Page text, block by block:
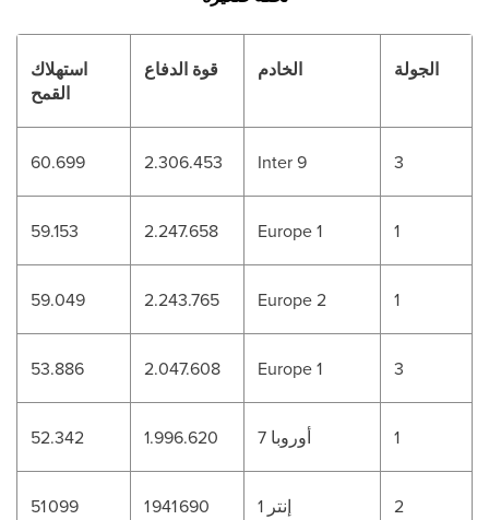
استهلاك
القمح
قوة الدفاع الخادم الجولة
60.699 2.306.453 Inter 9 3
59.153 2.247.658 Europe 1 1
59.049 2.243.765 Europe 2 1
53.886 2.047.608 Europe 1 3
52.342 1.996.620 أوروبا 7 1
51 099 1 941 690 إنتر 1 2